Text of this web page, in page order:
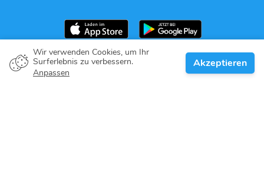
Wir verwenden Cookies, um Ihr
Surferlebnis zu verbessern.
Anpassen
Akzeptieren